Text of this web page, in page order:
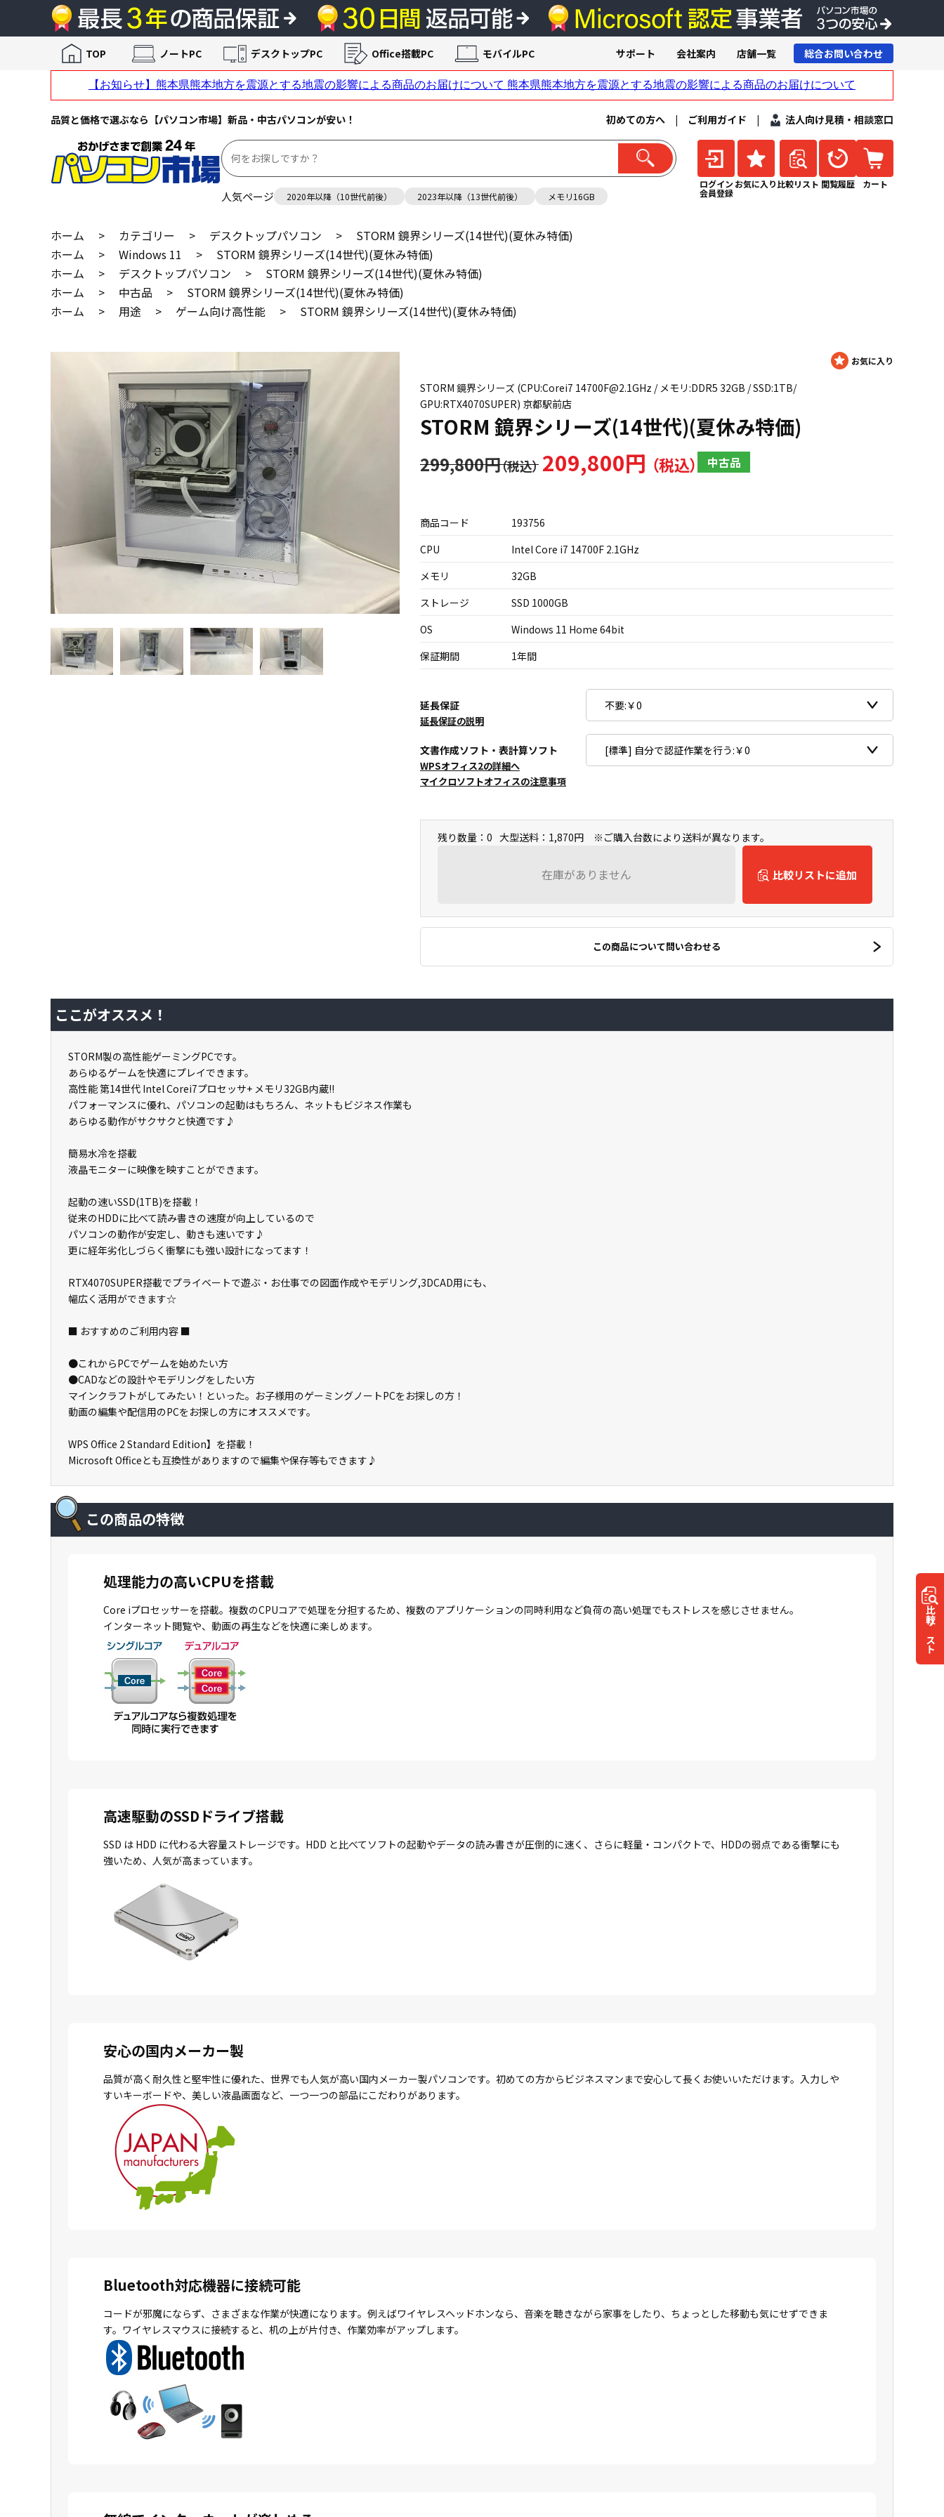
品質と価格で選ぶなら【パソコン市場】新品・中古パソコンが安い！ 初めての方へ | ご利用ガイド | 法人向け見積・相談窓口
人気ページ 2020年以降（10世代前後） 2023年以降（13世代前後） メモリ16GB
ログイン
会員登録
お気に入り 比較リスト 閲覧履歴 カート
TOP ノートPC デスクトップPC Office搭載PC モバイルPC サポート 会社案内 店舗一覧 総合お問い合わせ
ホーム > カテゴリー > デスクトップパソコン >
STORM 鏡界シリーズ(14世代)(夏休み特価)
ホーム
> Windows 11 >
STORM 鏡界シリーズ(14世代)(夏休み特価)
ホーム
> デスクトップパソコン >
STORM 鏡界シリーズ(14世代)(夏休み特価)
ホーム
> 中古品 >
STORM 鏡界シリーズ(14世代)(夏休み特価)
ホーム
> 用途 > ゲーム向け高性能 > STORM 鏡界シリーズ(14世代)(夏休み特価)
STORM 鏡界シリーズ (CPU:Corei7 14700F@2.1GHz / メモリ:DDR5 32GB / SSD:1TB/
GPU:RTX4070SUPER) 京都駅前店
STORM 鏡界シリーズ(14世代)(夏休み特価)
209,800円 中古品
299,800円
商品コード
193756
CPU
Intel Core i7 14700F 2.1GHz
メモリ
32GB
ストレージ
SSD 1000GB
OS
Windows 11 Home 64bit
保証期間
1年間
延長保証
延長保証の説明
文書作成ソフト・表計算ソフト
WPSオフィス2の詳細へ
マイクロソフトオフィスの注意事項
残り数量：0 大型送料：1,870円 ※ご購入台数により送料が異なります。
在庫がありません 比較リストに追加
この商品について問い合わせる
比較
リスト
ここがオススメ！
STORM製の高性能ゲーミングPCです。
あらゆるゲームを快適にプレイできます。
高性能 第14世代 Intel Corei7プロセッサ+ メモリ32GB内蔵!!
パフォーマンスに優れ、パソコンの起動はもちろん、ネットもビジネス作業も
あらゆる動作がサクサクと快適です♪
簡易水冷を搭載
液晶モニターに映像を映すことができます。
起動の速いSSD(1TB)を搭載！
従来のHDDに比べて読み書きの速度が向上しているので
パソコンの動作が安定し、動きも速いです♪
更に経年劣化しづらく衝撃にも強い設計になってます！
RTX4070SUPER搭載でプライベートで遊ぶ・お仕事での図面作成やモデリング,3DCAD用にも、
幅広く活用ができます☆
■ おすすめのご利用内容 ■
●これからPCでゲームを始めたい方
●CADなどの設計やモデリングをしたい方
マインクラフトがしてみたい！といった。お子様用のゲーミングノートPCをお探しの方！
動画の編集や配信用のPCをお探しの方にオススメです。
WPS Office 2 Standard Edition】を搭載！
Microsoft Officeとも互換性がありますので編集や保存等もできます♪
この商品の特徴
処理能力の高いCPUを搭載
Core iプロセッサーを搭載。複数のCPUコアで処理を分担するため、複数のアプリケーションの同時利用など負荷の高い処理でもストレスを感じさせません。
インターネット閲覧や、動画の再生などを快適に楽しめます。
高速駆動のSSDドライブ搭載
SSD は HDD に代わる大容量ストレージです。HDD と比べてソフトの起動やデータの読み書きが圧倒的に速く、さらに軽量・コンパクトで、HDDの弱点である衝撃にも
強いため、人気が高まっています。
安心の国内メーカー製
品質が高く耐久性と堅牢性に優れた、世界でも人気が高い国内メーカー製パソコンです。初めての方からビジネスマンまで安心して長くお使いいただけます。入力しや
すいキーボードや、美しい液晶画面など、一つ一つの部品にこだわりがあります。
Bluetooth対応機器に接続可能
コードが邪魔にならず、さまざまな作業が快適になります。例えばワイヤレスヘッドホンなら、音楽を聴きながら家事をしたり、ちょっとした移動も気にせずできま
す。ワイヤレスマウスに接続すると、机の上が片付き、作業効率がアップします。